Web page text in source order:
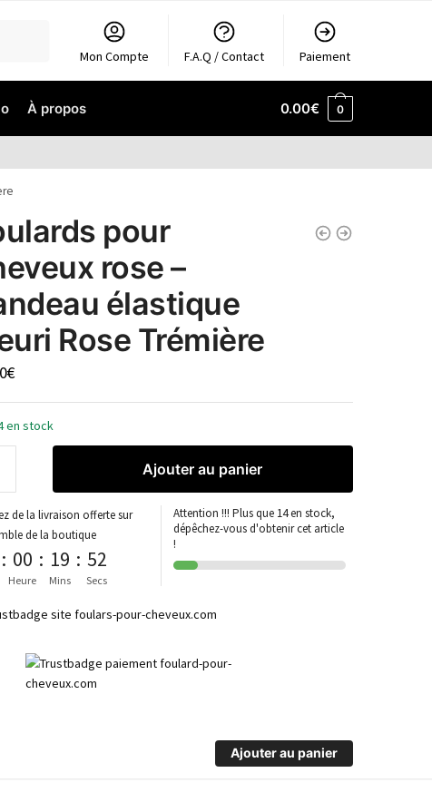
Mon Compte F.A.Q / Contact Paiement
À propos 0.00€ 0
pour
rose –
élastique
Rose Trémière
€
en stock
Ajouter au panier
de la livraison offerte sur
de la boutique
: 00
Heure
: 19
Mins
: 51
Secs
Attention !!! Plus que 14 en stock,
dépêchez-vous d'obtenir cet article
!
Ajouter au panier